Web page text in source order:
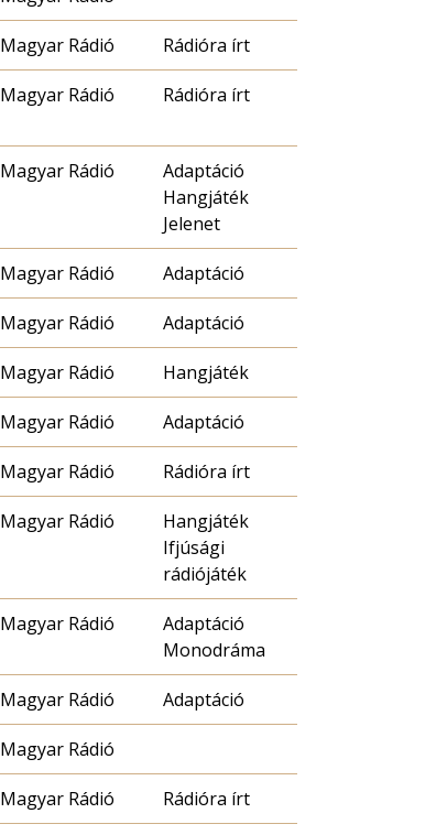
Magyar Rádió Rádióra írt
Magyar Rádió Rádióra írt
Magyar Rádió
Adaptáció
Hangjáték
Jelenet
Magyar Rádió Adaptáció
Magyar Rádió Adaptáció
Magyar Rádió Hangjáték
Magyar Rádió Adaptáció
Magyar Rádió Rádióra írt
Magyar Rádió
Hangjáték
Ifjúsági
rádiójáték
Magyar Rádió
Adaptáció
Monodráma
Magyar Rádió Adaptáció
Magyar Rádió
Magyar Rádió Rádióra írt